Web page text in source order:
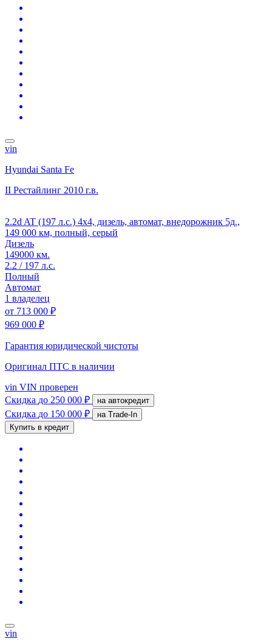
vin
Hyundai Santa Fe
II Рестайлинг 2010 г.в.
2.2d AT (197 л.с.) 4x4, дизель, автомат, внедорожник 5д.,
149 000 км, полный, серый
Дизель
149000 км.
2.2 / 197 л.с.
Полный
Автомат
1 владелец
от 713 000 ₽
969 000 ₽
Гарантия юридической чистоты
Оригинал ПТС в наличии
vin VIN проверен
Скидка до 250 000 ₽ на автокредит
Скидка до 150 000 ₽
на Trade-In
Купить в кредит
vin